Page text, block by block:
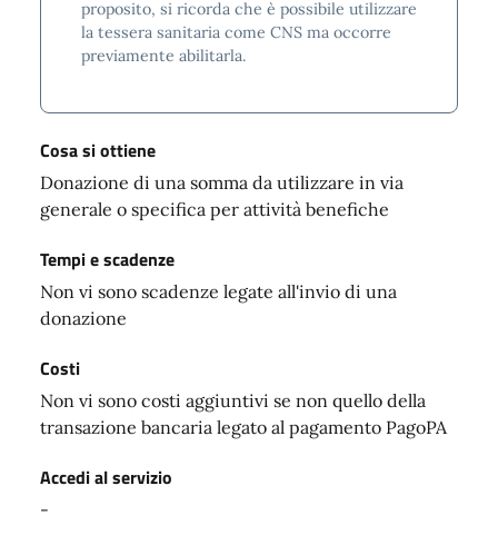
proposito, si ricorda che è possibile utilizzare
la tessera sanitaria come CNS ma occorre
previamente abilitarla.
Cosa si ottiene
Donazione di una somma da utilizzare in via
generale o specifica per attività benefiche
Tempi e scadenze
Non vi sono scadenze legate all'invio di una
donazione
Costi
Non vi sono costi aggiuntivi se non quello della
transazione bancaria legato al pagamento PagoPA
Accedi al servizio
-